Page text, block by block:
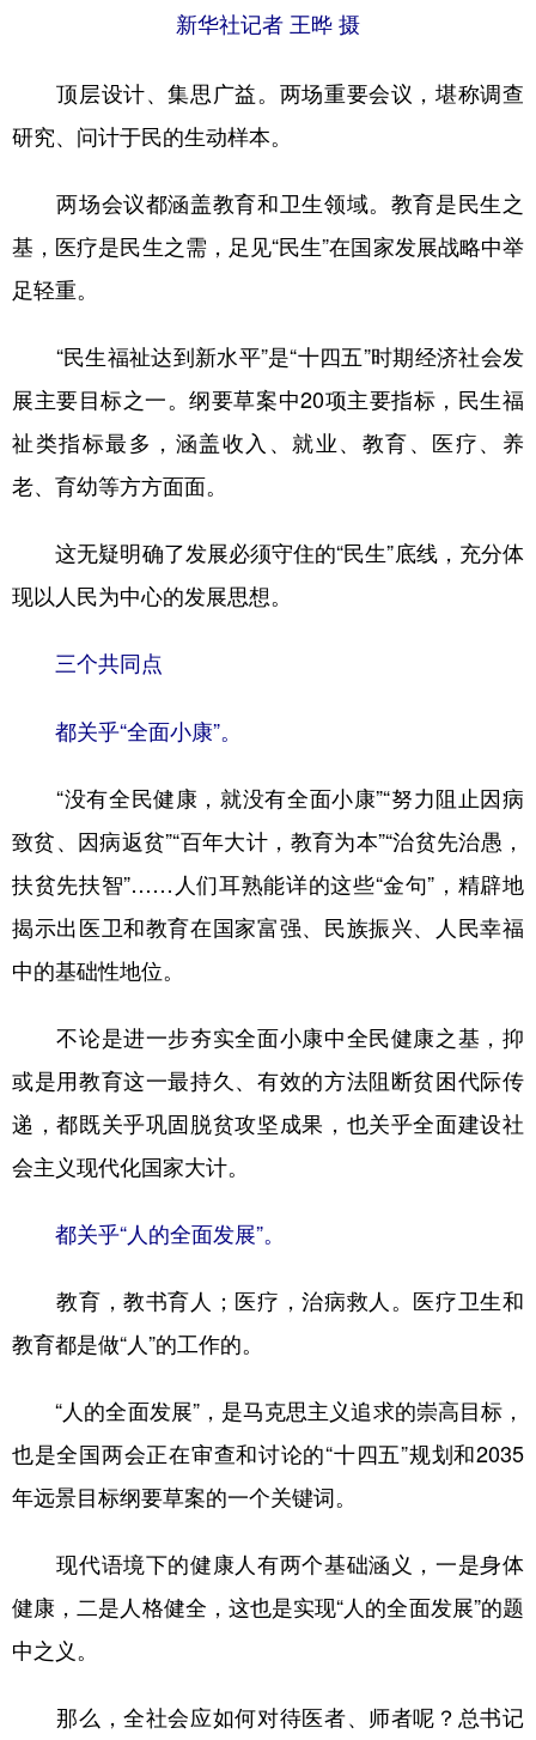
新华社记者 王晔 摄
顶层设计、集思广益。两场重要会议，堪称调查
研究、问计于民的生动样本。
两场会议都涵盖教育和卫生领域。教育是民生之
基，医疗是民生之需，足见“民生”在国家发展战略中举
足轻重。
“民生福祉达到新水平”是“十四五”时期经济社会发
展主要目标之一。纲要草案中20项主要指标，民生福
祉类指标最多，涵盖收入、就业、教育、医疗、养
老、育幼等方方面面。
这无疑明确了发展必须守住的“民生”底线，充分体
现以人民为中心的发展思想。
三个共同点
都关乎“全面小康”。
“没有全民健康，就没有全面小康”“努力阻止因病
致贫、因病返贫”“百年大计，教育为本”“治贫先治愚，
扶贫先扶智”……人们耳熟能详的这些“金句”，精辟地
揭示出医卫和教育在国家富强、民族振兴、人民幸福
中的基础性地位。
不论是进一步夯实全面小康中全民健康之基，抑
或是用教育这一最持久、有效的方法阻断贫困代际传
递，都既关乎巩固脱贫攻坚成果，也关乎全面建设社
会主义现代化国家大计。
都关乎“人的全面发展”。
教育，教书育人；医疗，治病救人。医疗卫生和
教育都是做“人”的工作的。
“人的全面发展”，是马克思主义追求的崇高目标，
也是全国两会正在审查和讨论的“十四五”规划和2035
年远景目标纲要草案的一个关键词。
现代语境下的健康人有两个基础涵义，一是身体
健康，二是人格健全，这也是实现“人的全面发展”的题
中之义。
那么，全社会应如何对待医者、师者呢？总书记